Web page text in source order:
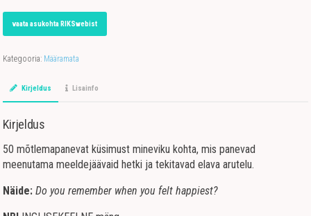
vaata asukohta RIKSwebist
Kategooria: Määramata
Kirjeldus Lisainfo
Kirjeldus
50 mõtlemapanevat küsimust mineviku kohta, mis panevad
meenutama meeldejäävaid hetki ja tekitavad elava arutelu.
Näide:Do you remember when you felt happiest?